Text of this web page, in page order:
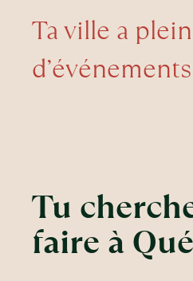
Ta ville a plein
Tu
faire à